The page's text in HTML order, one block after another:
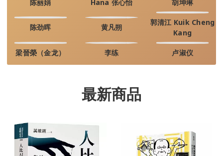
陈丽娟 Hana 张心怡 胡坤琳
陈劲晖 黄凡朔
郭清江 Kuik Cheng
Kang
梁晉榮（金龙） 李练 卢淑仪
最新商品